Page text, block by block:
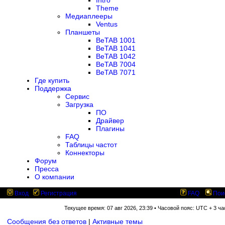
Theme
Медиаплееры
Ventus
Планшеты
BeTAB 1001
BeTAB 1041
BeTAB 1042
BeTAB 7004
BeTAB 7071
Где купить
Поддержка
Сервис
Загрузка
ПО
Драйвер
Плагины
FAQ
Таблицы частот
Коннекторы
Форум
Пресса
О компании
Вход Регистрация FAQ
Текущее время: 07 авг 2026, 23:39 • Часовой пояс: UTC + 3
Сообщения без ответов | Активные темы